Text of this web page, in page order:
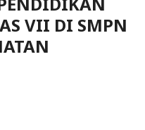
VII DI SMPN